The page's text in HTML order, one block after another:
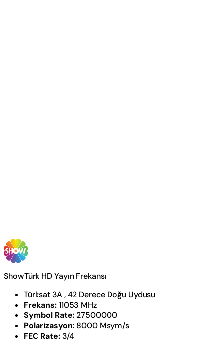
ShowTürk HD Yayın Frekansı
Türksat 3A , 42 Derece Doğu Uydusu
Frekans:11053 MHz
Symbol Rate: 27500000
Polarizasyon: 8000 Msym/s
FEC Rate: 3/4